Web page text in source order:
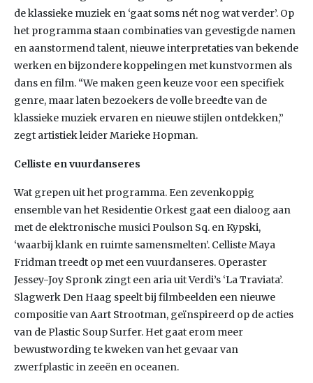
de klassieke muziek en ‘gaat soms nét nog wat verder’. Op
het programma staan combinaties van gevestigde namen
en aanstormend talent, nieuwe interpretaties van bekende
werken en bijzondere koppelingen met kunstvormen als
dans en film. “We maken geen keuze voor een specifiek
genre, maar laten bezoekers de volle breedte van de
klassieke muziek ervaren en nieuwe stijlen ontdekken,”
zegt artistiek leider Marieke Hopman.
Celliste en vuurdanseres
Wat grepen uit het programma. Een zevenkoppig
ensemble van het Residentie Orkest gaat een dialoog aan
met de elektronische musici Poulson Sq. en Kypski,
‘waarbij klank en ruimte samensmelten’. Celliste Maya
Fridman treedt op met een vuurdanseres. Operaster
Jessey-Joy Spronk zingt een aria uit Verdi’s ‘La Traviata’.
Slagwerk Den Haag speelt bij filmbeelden een nieuwe
compositie van Aart Strootman, geïnspireerd op de acties
van de Plastic Soup Surfer. Het gaat erom meer
bewustwording te kweken van het gevaar van
zwerfplastic in zeeën en oceanen.